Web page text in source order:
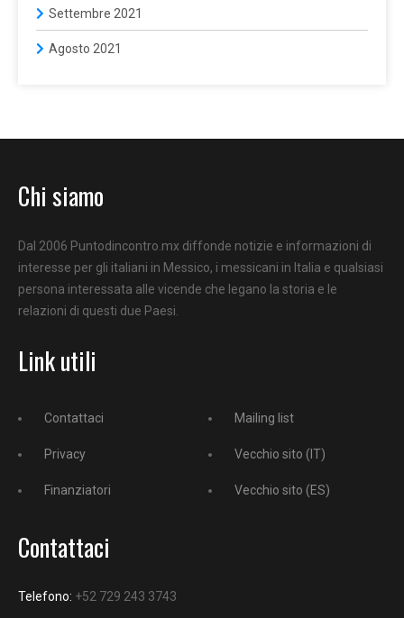
Settembre 2021
Agosto 2021
Chi siamo
Dal 2006 Puntodincontro.mx diffonde notizie e informazioni di
interesse per gli italiani in Messico, i messicani in Italia e qualsiasi
persona interessata alle vicende che legano la storia e le
relazioni di questi due Paesi.
Link utili
Contattaci
Privacy
Finanziatori
Mailing list
Vecchio sito (IT)
Vecchio sito (ES)
Contattaci
Telefono: +52 729 243 3743